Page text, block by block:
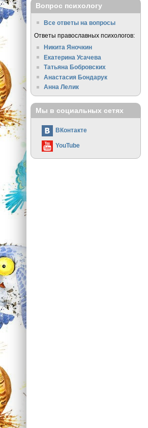
Вопрос психологу
Все ответы на вопросы
Ответы православных психологов:
Никита Яночкин
Екатерина Усачева
Татьяна Бобровских
Анастасия Бондарук
Анна Лелик
Мы в социальных сетях
ВКонтакте
YouTube